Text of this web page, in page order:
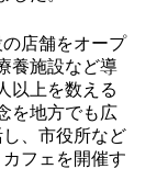
店舗をオープ
養施設など導
以上を数える
を地方でも広
、市役所など
フェを開催す